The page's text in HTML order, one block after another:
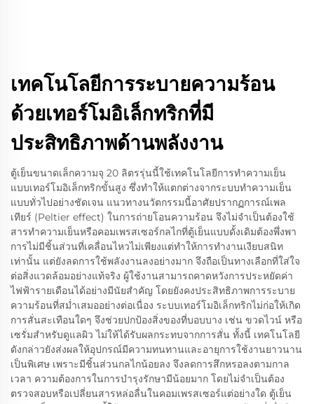
เทคโนโลยีการระบายความร้อน
ด้วยเทอร์โมอิเล็กทริกที่มี
ประสิทธิภาพด้านพลังงาน
ตู้เย็นขนาดเล็กความจุ 20 ลิตรรุ่นนี้ใช้เทคโนโลยีการทำความเย็น
แบบเทอร์โมอิเล็กทริกขั้นสูง ซึ่งทำให้แตกต่างจากระบบทำความเย็น
แบบทั่วไปอย่างชัดเจน แนวทางนวัตกรรมนี้อาศัยปรากฏการณ์เพล
เทียร์ (Peltier effect) ในการถ่ายโอนความร้อน จึงไม่จำเป็นต้องใช้
สารทำความเย็นหรือคอมเพรสเซอร์กลไกที่ตู้เย็นแบบดั้งเดิมต้องพึ่งพา
การไม่มีชิ้นส่วนที่เคลื่อนไหวไม่เพียงแต่ทำให้การทำงานเงียบสนิท
เท่านั้น แต่ยังลดการใช้พลังงานลงอย่างมาก จึงถือเป็นทางเลือกที่ใส่ใจ
ต่อสิ่งแวดล้อมอย่างแท้จริง ผู้ใช้งานสามารถคาดหวังการประหยัดค่า
ไฟฟ้ารายเดือนได้อย่างมีนัยสำคัญ โดยยังคงประสิทธิภาพการระบาย
ความร้อนที่สม่ำเสมออย่างต่อเนื่อง ระบบเทอร์โมอิเล็กทริกไม่ก่อให้เกิด
การสั่นสะเทือนใดๆ จึงช่วยปกป้องสิ่งของที่บอบบาง เช่น ขวดไวน์ หรือ
เซรั่มสำหรับดูแลผิว ไม่ให้ได้รับผลกระทบจากการสั่น ทั้งนี้ เทคโนโลยี
ดังกล่าวยังส่งผลให้อุปกรณ์มีความทนทานและอายุการใช้งานยาวนาน
เป็นพิเศษ เพราะมีชิ้นส่วนกลไกน้อยลง จึงลดการสึกหรอลงตามกาล
เวลา ความต้องการในการบำรุงรักษามีน้อยมาก โดยไม่จำเป็นต้อง
ตรวจสอบหรือเปลี่ยนสารหล่อลื่นในคอมเพรสเซอร์แต่อย่างใด ตู้เย็น